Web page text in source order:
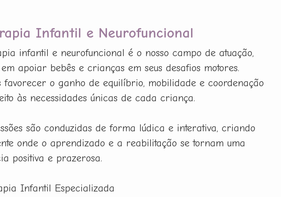
Infantil e Neurofuncional
infantil e neurofuncional é o nosso campo de atuação,
apoiar bebês e crianças em seus desafios motores.
favorecer o ganho de equilíbrio, mobilidade e coordenação
às necessidades únicas de cada criança.
são conduzidas de forma lúdica e interativa, criando
onde o aprendizado e a reabilitação se tornam uma
positiva e prazerosa.
Infantil Especializada